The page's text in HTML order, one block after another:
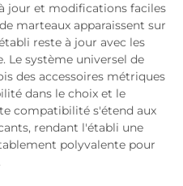
jour et modifications faciles
marteaux apparaissent sur
reste à jour avec les
Le système universel de
des accessoires métriques
dans le choix et le
compatibilité s'étend aux
rendant l'établi une
polyvalente pour